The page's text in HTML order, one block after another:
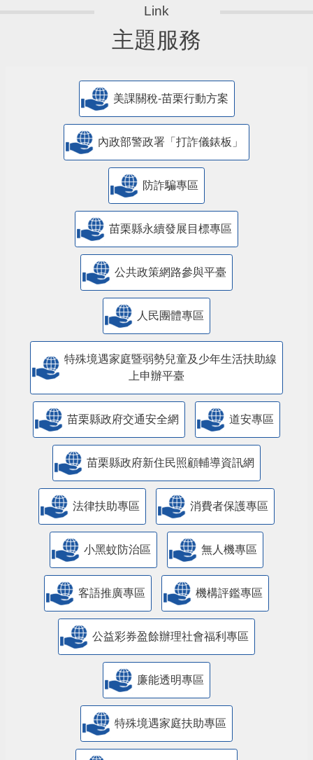
主題服務
美課關稅-苗栗行動方案
內政部警政署「打詐儀錶板」
防詐騙專區
苗栗縣永續發展目標專區
公共政策網路參與平臺
人民團體專區
特殊境遇家庭暨弱勢兒童及少年生活扶助線
上申辦平臺
苗栗縣政府交通安全網 道安專區
苗栗縣政府新住民照顧輔導資訊網
法律扶助專區 消費者保護專區
小黑蚊防治區 無人機專區
客語推廣專區 機構評鑑專區
公益彩券盈餘辦理社會福利專區
廉能透明專區
特殊境遇家庭扶助專區